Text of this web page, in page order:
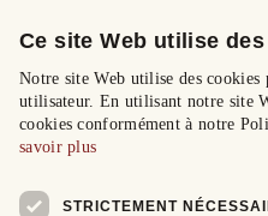
Ce site Web utilise
Notre site Web utilise des
utilisateur. En utilisant notre site
cookies conformément à notre
savoir plus
STRICTEMENT